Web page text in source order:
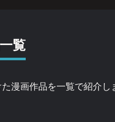
覧
漫画作品を一覧で紹介し